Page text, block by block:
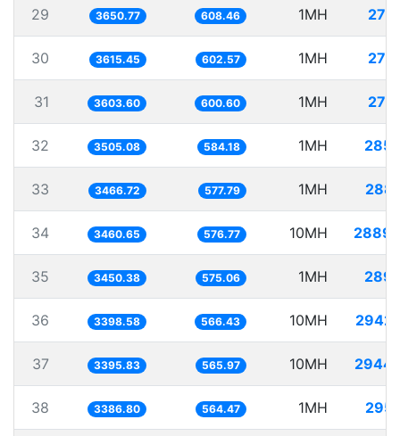
29 3650.77 608.46 1MH
30 3615.45 602.57 1MH
31 3603.60 600.60 1MH
32 3505.08 584.18 1MH
33 3466.72 577.79 1MH
34 3460.65 576.77 10MH
35 3450.38 575.06 1MH
36 3398.58 566.43 10MH
37 3395.83 565.97 10MH
38 3386.80 564.47 1MH